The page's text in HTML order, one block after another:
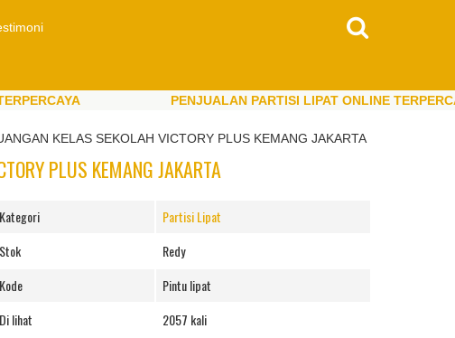
PENJUALAN PARTISI LIPAT ONLINE TERPERCAYA
KELAS SEKOLAH VICTORY PLUS KEMANG JAKARTA
PLUS KEMANG JAKARTA
Kategori
Partisi Lipat
Stok
Redy
Kode
Pintu lipat
Di lihat
2057 kali